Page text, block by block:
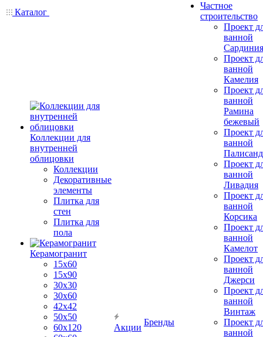
Каталог
Коллекции для
внутренней
облицовки
Коллекции
Декоративные
элементы
Плитка для
стен
Плитка для
пола
Керамогранит
15х60
15x90
30х30
30х60
42х42
50х50
60х120
Акции
Бренды
Частное
строительство
Проект
ванной
Сардиния
Проект
ванной
Камелия
Проект
ванной
Рамина
бежевый
Проект
ванной
Проект
ванной
Ливадия
Проект
ванной
Корсика
Проект
ванной
Камелот
Проект
ванной
Джерси
Проект
ванной
Винтаж
Проект
ванной